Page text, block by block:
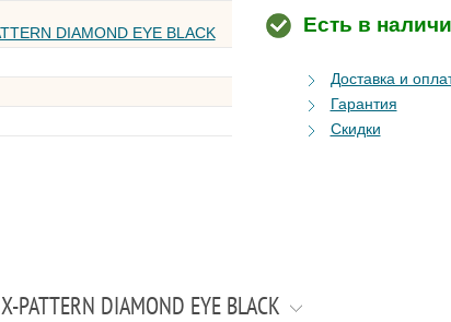
DIAMOND EYE BLACK
Есть в
Доставка и
Гарантия
Скидки
DIAMOND EYE BLACK